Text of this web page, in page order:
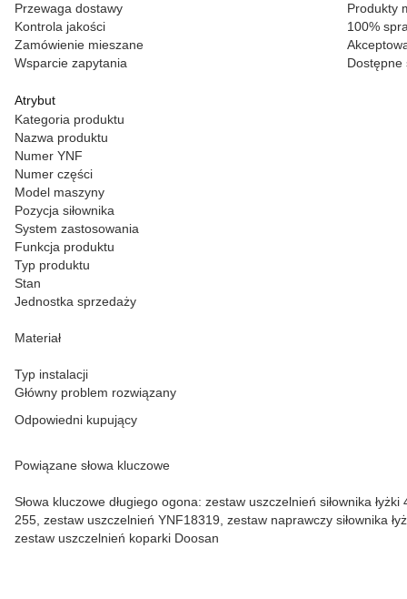
Przewaga dostawy
Produkty
Kontrola jakości
100%
Zamówienie mieszane
Wsparcie zapytania
Dostępne
Atrybut
Kategoria produktu
Nazwa produktu
Numer YNF
Numer części
Model maszyny
Pozycja siłownika
System zastosowania
Funkcja produktu
Typ produktu
Stan
Jednostka sprzedaży
Materiał
Typ instalacji
Główny problem rozwiązany
Odpowiedni kupujący
Powiązane słowa kluczowe
Słowa kluczowe długiego ogona: zestaw uszczelnień siłownika
255, zestaw uszczelnień YNF18319, zestaw naprawczy siłownika
zestaw uszczelnień koparki Doosan